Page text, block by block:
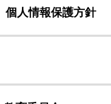
個人情報保護方針